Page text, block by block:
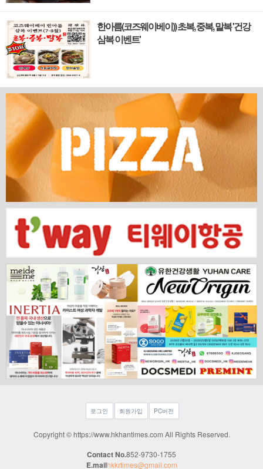
홍콩. 이 역동적인 글로벌 허브의 중심에서 한국
의 깊이 있는 문화유산과 세계적 감각을 잇는 새
한아름(코즈웨이베이)) 초복, 중복, 말복 '건강
삼복 이벤트'
로그인 회원가입 PC버전
Copyright © https://www.hkhantimes.com All Rights Reserved.
Contact No.852-9730-1755
E.mailhkkrtimes@gmail.com